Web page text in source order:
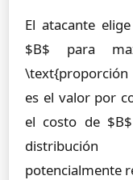
El atacante
$B$ para
\text{proporción
es el valor por
el costo de
potencialmente